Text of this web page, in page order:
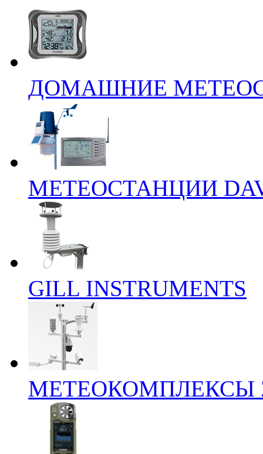
ДОМАШНИЕ
МЕТЕОСТАНЦИИ
GILL INSTRUMENTS
МЕТЕОКОМПЛЕКСЫ